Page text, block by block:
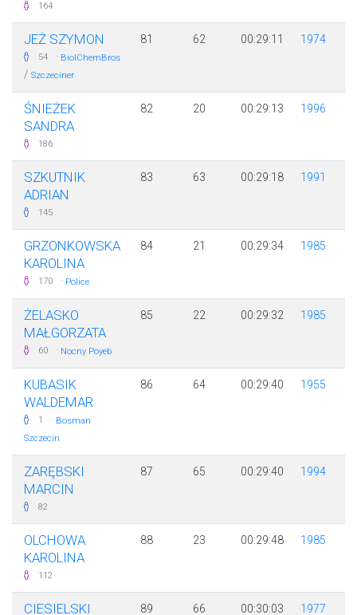
164
JEŻ SZYMON
54 · BiolChemBros
/ Szczeciner
81 62 00:29:11 1974
ŚNIEŻEK
SANDRA
186
82 20 00:29:13 1996
SZKUTNIK
ADRIAN
145
83 63 00:29:18 1991
GRZONKOWSKA
KAROLINA
170 · Police
84 21 00:29:34 1985
ŻELASKO
MAŁGORZATA
60 · Nocny Poyeb
85 22 00:29:32 1985
KUBASIK
WALDEMAR
1 · Bosman
Szczecin
86 64 00:29:40 1955
ZARĘBSKI
MARCIN
82
87 65 00:29:40 1994
OLCHOWA
KAROLINA
112
88 23 00:29:48 1985
CIESIELSKI
89 66 00:30:03 1977